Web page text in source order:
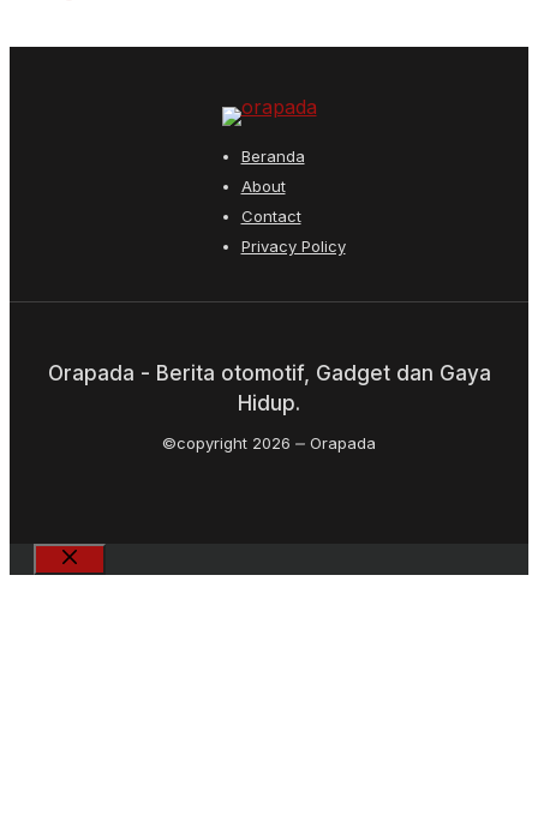
Beranda
About
Contact
Privacy Policy
Orapada - Berita otomotif, Gadget dan Gaya
Hidup.
©copyright 2026 Orapada
Close